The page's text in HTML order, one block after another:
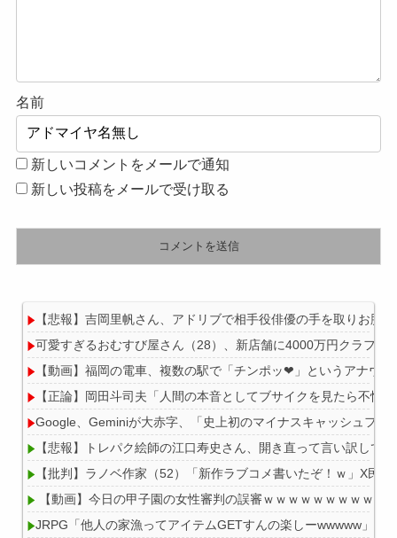
名前
新しいコメントをメールで通知
新しい投稿をメールで受け取る
【悲報】吉岡里帆さん、アドリブで相手役俳優の手を取りお胸
可愛すぎるおむすび屋さん（28）、新店舗に4000万円クラフ
【動画】福岡の電車、複数の駅で「チンポッ❤」というアナウ
【正論】岡田斗司夫「人間の本音としてブサイクを見たら不愉
Google、Geminiが大赤字、「史上初のマイナスキャッシュフロ
【悲報】トレパク絵師の江口寿史さん、開き直って言い訳して
【批判】ラノベ作家（52）「新作ラブコメ書いたぞ！ｗ」X
【動画】今日の甲子園の女性審判の誤審ｗｗｗｗｗｗｗｗｗｗ
JRPG「他人の家漁ってアイテムGETすんの楽しーwwwww」→